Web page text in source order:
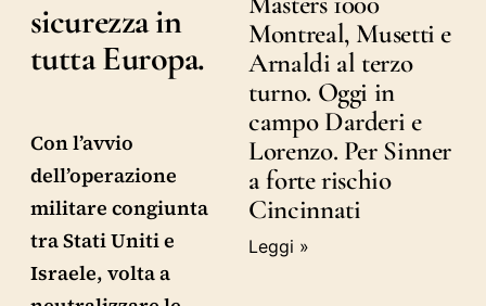
sicurezza in
tutta Europa.
Con l’avvio
dell’operazione
militare congiunta
tra Stati Uniti e
Israele, volta a
Montreal, Musetti e
Arnaldi al terzo
turno. Oggi in
campo Darderi e
Lorenzo. Per Sinner
a forte rischio
Cincinnati
Leggi »